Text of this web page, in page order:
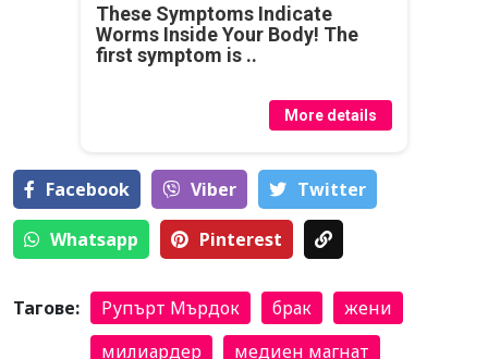
These Symptoms Indicate
Worms Inside Your Body! The
first symptom is ..
More details
Facebook Viber Тwitter
Whatsapp Pinterest
Тагове: Рупърт Мърдок брак
жени
милиардер
медиен магнат